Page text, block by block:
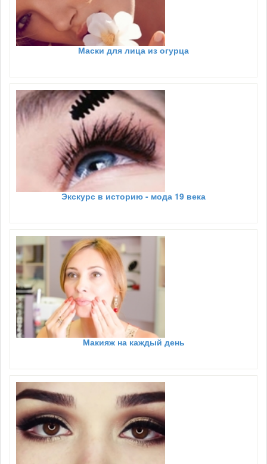
Маски для лица из огурца
Экскурс в историю - мода 19 века
Макияж на каждый день